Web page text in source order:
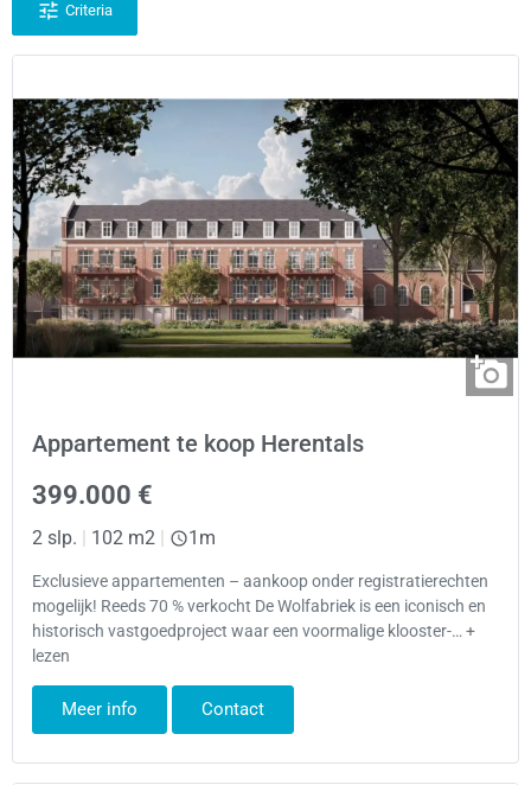
Criteria
Appartement te koop Herentals
399.000 €
2 slp. | 102 m2 | 1m
Exclusieve appartementen – aankoop onder registratierechten
mogelijk! Reeds 70 % verkocht De Wolfabriek is een iconisch en
historisch vastgoedproject waar een voormalige klooster-… +
lezen
Meer info Contact